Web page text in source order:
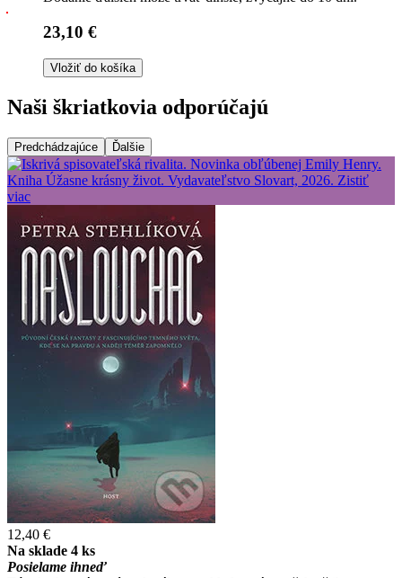
23,10 €
Vložiť do košíka
Naši škriatkovia odporúčajú
Predchádzajúce Ďalšie
12,40 €
Na sklade 4 ks
Posielame ihneď